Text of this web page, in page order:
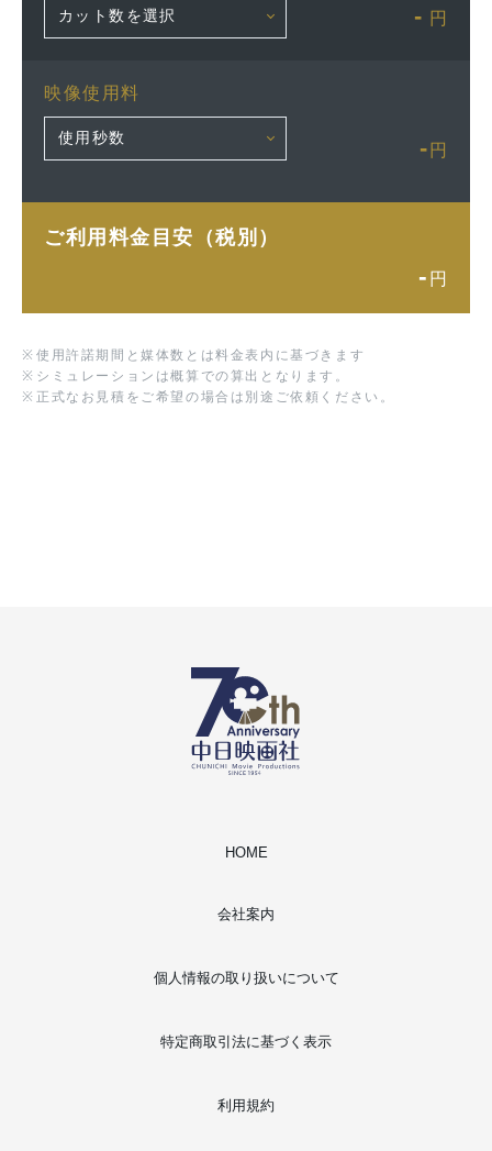
- 円
映像使用料
- 円
ご利用料金目安（税別）
- 円
※ 使用許諾期間と媒体数とは料金表内に基づきます
※ シミュレーションは概算での算出となります。
※ 正式なお見積をご希望の場合は別途ご依頼ください。
HOME
会社案内
個人情報の取り扱いについて
特定商取引法に基づく表示
利用規約